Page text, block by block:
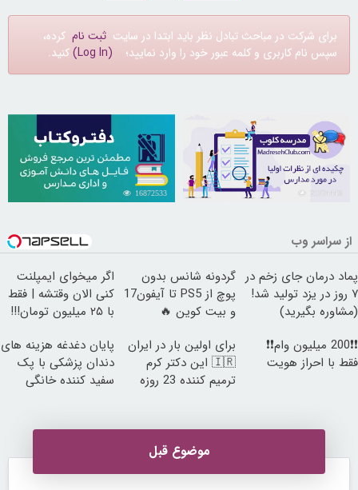
برای شرکت در مباحث تبادل نظر باید ابتدا در سایت ثبت نام کرده،
سپس نام کاربری و کلمه عبور خود را وارد نمایید؛ (Log In) کنید.
16872533
از سراسر وب
پماد درمان جای زخم در
۷ روز در یزد تولید شد!
(مشاوره بگیرید)
گردونه شانس بدون
پوچ از PS5 تا آیفون17
و بیت کوین 🔥
اگر میخوای ایمپلنت
کنی الان وقتشه | فقط
با ۲۵ میلیون تومان!!!
❗❗200 میلیون وام❗❗
فقط با احراز هویت
برای اولین بار در ایران
🇮🇷 این دکتر کرم
ترمیم کننده 23 روزه
پایان دغدغه هزینه های
دندان پزشکی با پک
سفید کننده خانگی
موضوع قبل